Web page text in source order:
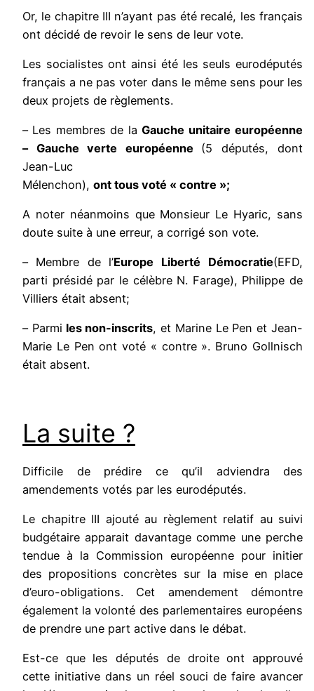
Or, le chapitre III n’ayant pas été recalé, les français
ont décidé de revoir le sens de leur vote.
Les socialistes ont ainsi été les seuls eurodéputés
français a ne pas voter dans le même sens pour les
deux projets de règlements.
– Les membres de la Gauche unitaire européenne
– Gauche verte européenne (5 députés, dont
Jean-Luc
Mélenchon), ont tous voté « contre »;
A noter néanmoins que Monsieur Le Hyaric, sans
doute suite à une erreur, a corrigé son vote.
– Membre de l’Europe Liberté Démocratie(EFD,
parti présidé par le célèbre N. Farage), Philippe de
Villiers était absent;
– Parmi les non-inscrits, et Marine Le Pen et Jean-
Marie Le Pen ont voté « contre ». Bruno Gollnisch
était absent.
La suite ?
Difficile de prédire ce qu’il adviendra des
amendements votés par les eurodéputés.
Le chapitre III ajouté au règlement relatif au suivi
budgétaire apparait davantage comme une perche
tendue à la Commission européenne pour initier
des propositions concrètes sur la mise en place
d’euro-obligations. Cet amendement démontre
également la volonté des parlementaires européens
de prendre une part active dans le débat.
Est-ce que les députés de droite ont approuvé
cette initiative dans un réel souci de faire avancer